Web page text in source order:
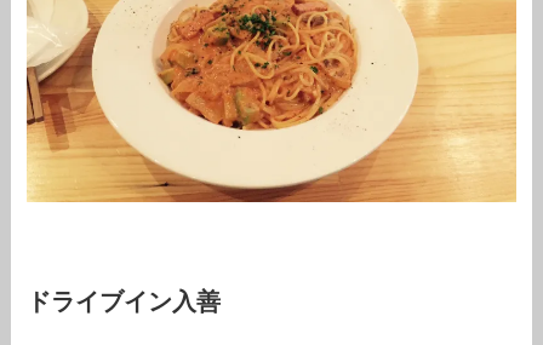
ドライブイン入善